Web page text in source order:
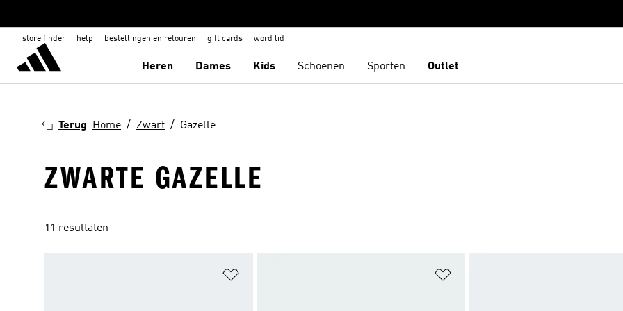
store finder help bestellingen en retouren gift cards word lid
Heren Dames Kids Schoenen Sporten Outlet
Terug Home Zwart Gazelle
ZWARTE GAZELLE
11 resultaten